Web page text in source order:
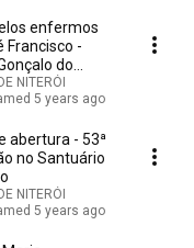
enfermos
Francisco -
do
NITERÓI
5 years ago
abertura - 53ª
no Santuário
NITERÓI
5 years ago